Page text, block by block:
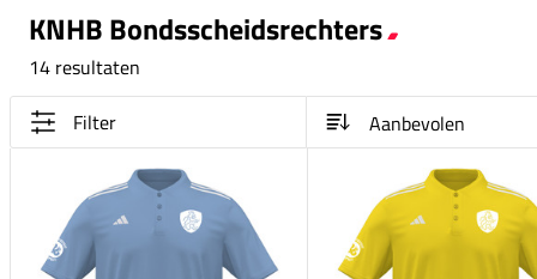
KNHB Bondsscheidsrechters
14 resultaten
Filter